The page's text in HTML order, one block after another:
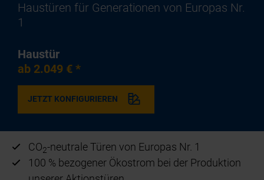
Haustüren für Generationen von Europas Nr.
1
Haustür
ab 2.049 € *
JETZT KONFIGURIEREN
CO2-neutrale Türen von Europas Nr. 1
100 % bezogener Ökostrom bei der Produktion